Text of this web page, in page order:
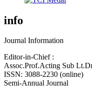
info
Journal Information
Editor-in-Chief :
Assoc.Prof.Acting Sub
ISSN: 3088-2230 (online)
Semi-Annual Journal